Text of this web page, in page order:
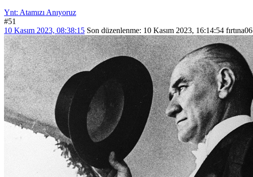
Ynt: Atamızı Anıyoruz
#51
10 Kasım 2023, 08:38:15 Son düzenlenme: 10 Kasım 2023, 16:14:54 fırtına06